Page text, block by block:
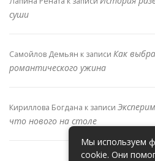
суши
Самойлов Демьян к записи Как
романтического ужина
Кириллова Богдана к записи
что нового на столе
Мы используем
cookie. Они